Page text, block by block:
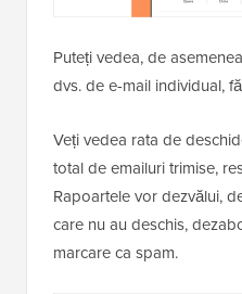
Puteți vedea, de
dvs. de e-mail individual,
Veți vedea rata de
total de emailuri trimise,
Rapoartele vor dezvălui,
care nu au deschis,
marcare ca spam.